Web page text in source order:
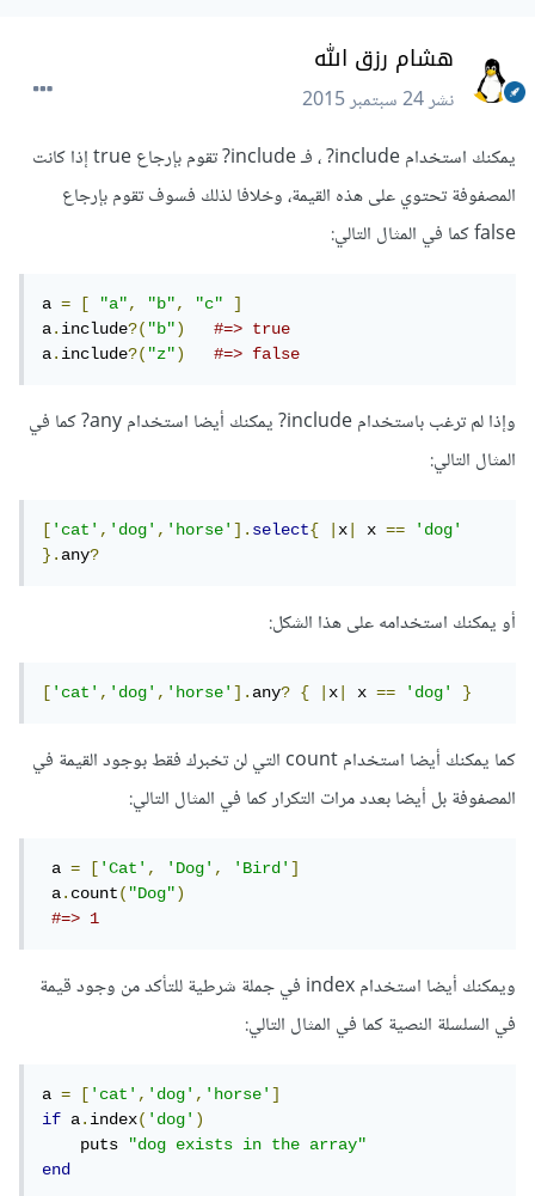
هشام رزق الله
نشر24 سبتمبر 2015
يمكنك استخدام include? ، فـ include? تقوم بإرجاع true إذا كانت
المصفوفة تحتوي على هذه القيمة، وخلافا لذلك فسوف تقوم بإرجاع
false كما في المثال التالي:
a = [ "a", "b", "c"
]
a.include?("b")
#=> true
a.include?("z") #=> false
وإذا لم ترغب باستخدام include? يمكنك أيضا استخدام any? كما في
المثال التالي:
['cat','dog','horse'].select{ |x x ==
'dog'
}.any?
أو يمكنك استخدامه على هذا الشكل:
['cat','dog','horse'].any? { |x x == 'dog' }
كما يمكنك أيضا استخدام count التي لن تخبرك فقط بوجود القيمة في
المصفوفة بل أيضا بعدد مرات التكرار كما في المثال التالي:
a = ['Cat', 'Dog', 'Bird']
a.count("Dog")
#=> 1
ويمكنك أيضا استخدام index في جملة شرطية للتأكد من وجود قيمة
في السلسلة النصية كما في المثال التالي:
a = ['cat','dog','horse']
if a.index('dog')
    puts
"dog exists in the array"
end